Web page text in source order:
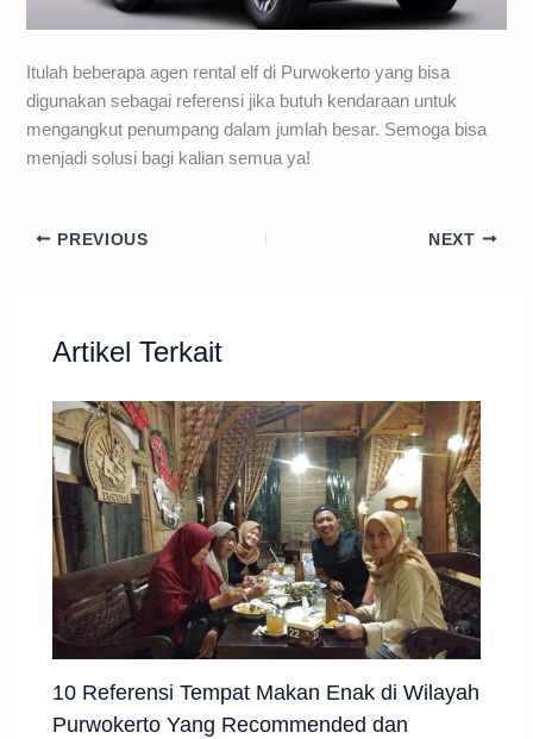
Itulah beberapa agen rental elf di Purwokerto yang bisa
digunakan sebagai referensi jika butuh kendaraan untuk
mengangkut penumpang dalam jumlah besar. Semoga bisa
menjadi solusi bagi kalian semua ya!
PREVIOUS NEXT
Artikel Terkait
10 Referensi Tempat Makan Enak di Wilayah
Purwokerto Yang Recommended dan